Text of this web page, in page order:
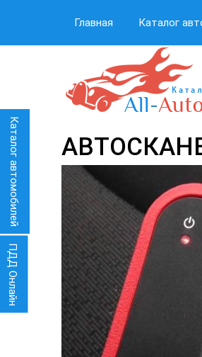
Главная Каталог
Каталог автомобилей
ПДД Онлайн